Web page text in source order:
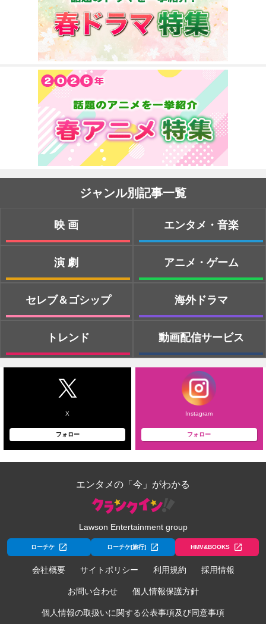
ジャンル別記事一覧
映画
演劇
セレブ＆ゴシップ
トレンド
エンタメ・音楽
アニメ・ゲーム
海外ドラマ
動画配信サービス
X
フォロー
Instagram
フォロー
エンタメの「今」がわかる
Lawson Entertainment group
ローチケ ローチケ[旅行] HMV&BOOKS
会社概要 サイトポリシー 利用規約 採用情報
お問い合わせ 個人情報保護方針
個人情報の取扱いに関する公表事項及び同意事項